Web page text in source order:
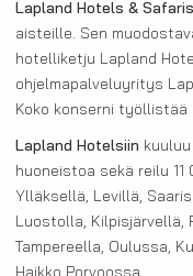
Lapland Hotels &
aisteille. Sen
hotelliketju Lapland
ohjelmapalveluyritys
Koko konserni työllistää
Lapland Hotelsiin
huoneistoa sekä reilu
Ylläksellä, Levillä,
Luostolla, Kilpisjärvellä,
Tampereella, Oulussa,